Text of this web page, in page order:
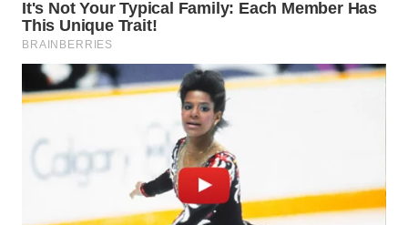
WN
SULSEL
WN